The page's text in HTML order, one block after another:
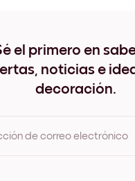
de Roble
Negro
Blanco
el primero en
noticias e
decoración.
de correo electrónico